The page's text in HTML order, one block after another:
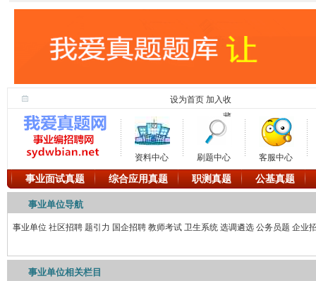
设为首页 加入收
藏
资料中心 刷题中心 客服中心
事业面试真题 综合应用真题 职测真题 公基真题
事业单位导航
事业单位 社区招聘 题引力 国企招聘 教师考试 卫生系统 选调遴选 公务员题 企业
事业单位相关栏目